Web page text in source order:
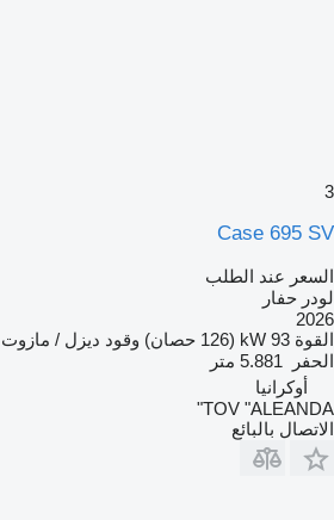
3
Case 695 SV
السعر عند الطلب
لودر حفار
2026
القوة 93 kW (126 حصان) وقود ديزل / مازوت
الحفر
5.881 متر
أوكرانيا
TOV "ALEANDA"
الاتصال بالبائع